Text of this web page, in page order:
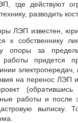
где действуют
разводить
ЛЭП известен,
к собственнику
опоры за
придется
на перенос ЛЭП
работы и после
выписку.